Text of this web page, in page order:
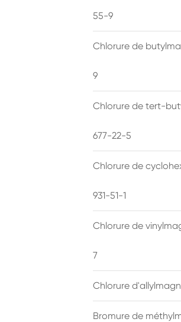
55-9
Chlorure de
9
Chlorure de tert-
677-22-5
Chlorure de
931-51-1
Chlorure de
7
Chlorure
Bromure de